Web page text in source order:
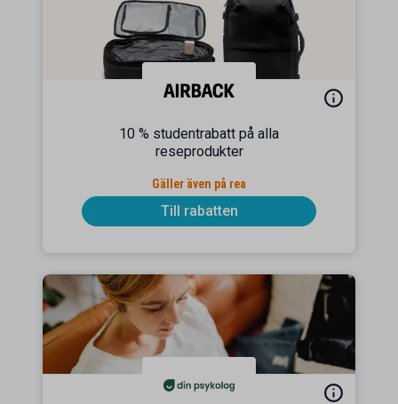
10 % studentrabatt på alla
reseprodukter
Gäller även på rea
Till rabatten